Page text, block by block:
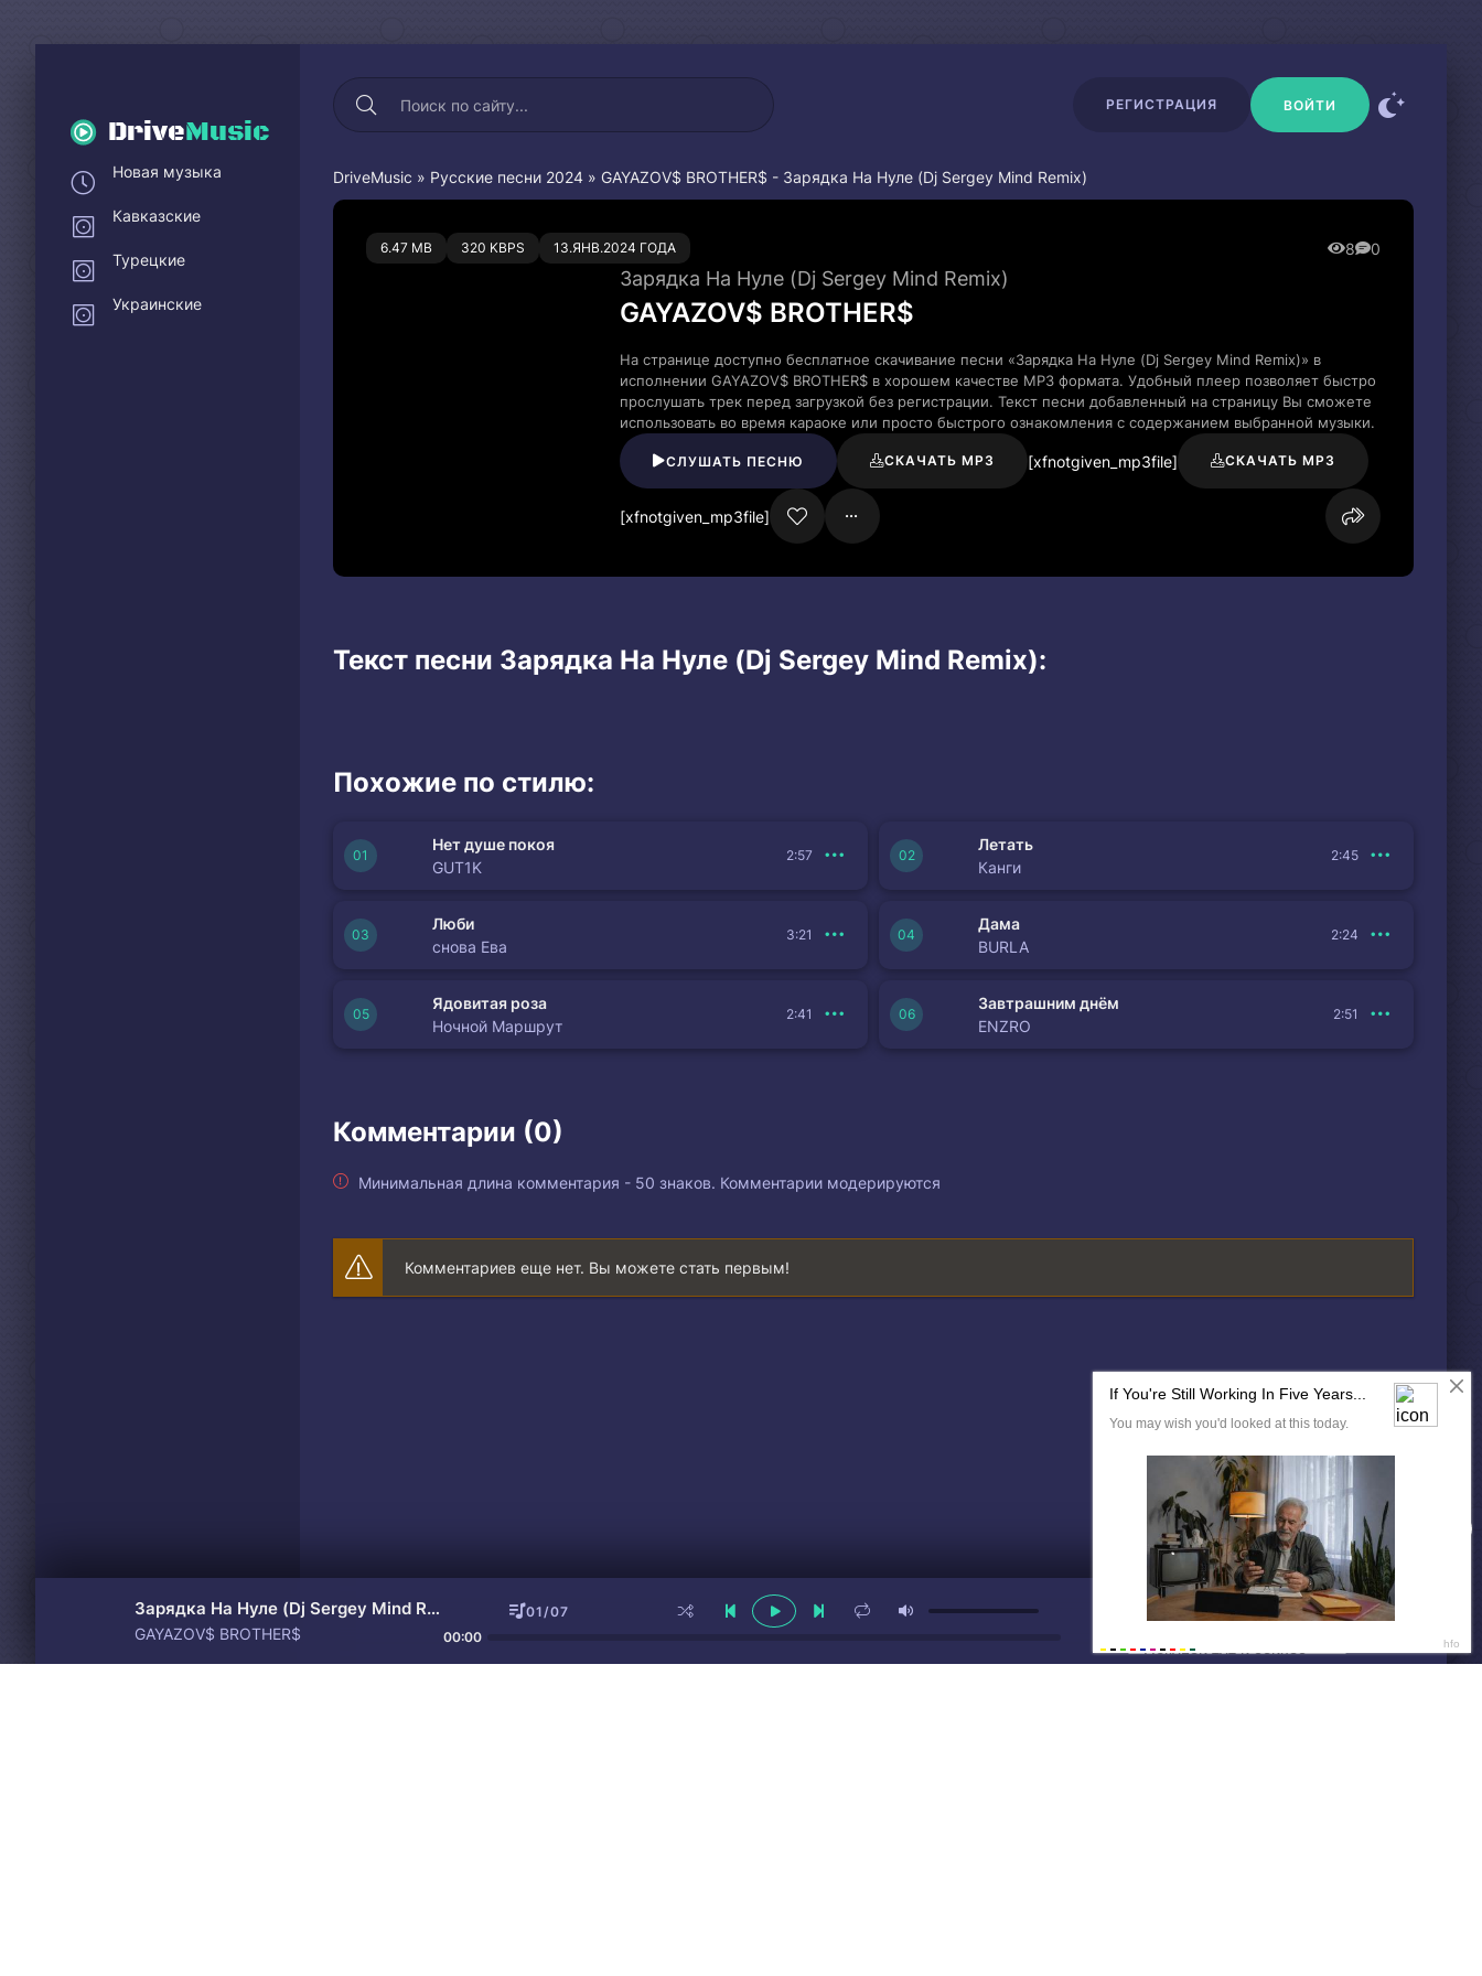
DriveMusic
РЕГИСТРАЦИЯ ВОЙТИ
DriveMusic » Русские песни 2024 » GAYAZOV$ BROTHER$ - Зарядка На Нуле (Dj Sergey Mind Remix)
6.47 MB 320 KBPS 13.ЯНВ.2024 ГОДА 8 0
0 0
Зарядка На Нуле (Dj Sergey Mind Remix)
GAYAZOV$ BROTHER$
На странице доступно бесплатное скачивание песни «Зарядка На Нуле (Dj Sergey Mind Remix)» в
исполнении GAYAZOV$ BROTHER$ в хорошем качестве MP3 формата. Удобный плеер позволяет быстро
прослушать трек перед загрузкой без регистрации. Текст песни добавленный на страницу Вы сможете
использовать во время караоке или просто быстрого ознакомления с содержанием выбранной музыки.
СЛУШАТЬ ПЕСНЮ СКАЧАТЬ MP3 [xfnotgiven_mp3file] СКАЧАТЬ MP3
[xfnotgiven_mp3file]
Текст песни Зарядка На Нуле (Dj Sergey Mind Remix):
Похожие по стилю:
Нет душе покоя
GUT1K
2:57
Летать
Канги
2:45
Люби
снова Ева
3:21
Дама
BURLA
2:24
Ядовитая роза
Ночной Маршрут
2:41
Завтрашним днём
ENZRO
2:51
Комментарии (0)
Минимальная длина комментария - 50 знаков. Комментарии модерируются
Комментариев еще нет. Вы можете стать первым!
Новая музыка
Кавказские
Турецкие
Украинские
Зарядка На Нуле (Dj Sergey Mind Remix)
GAYAZOV$ BROTHER$
01/07
00:00
ДАЛЕЕ
Скидки не ждут